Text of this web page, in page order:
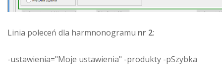
Linia poleceń dla harmnonogramu nr 2:
-ustawienia="Moje ustawienia" -produkty -pSzybka